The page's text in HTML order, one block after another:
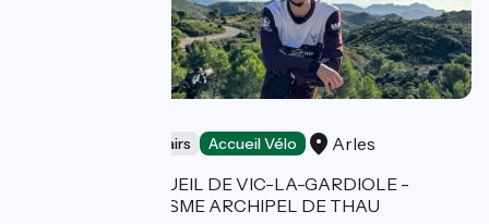
Bicycle rentals/ repairs Accueil Vélo Arles